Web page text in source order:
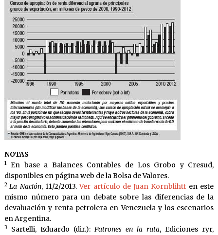
NOTAS
1En base a Balances Contables de Los Grobo y Cresud,
disponibles en página web de la Bolsa de Valores.
2 La Nación, 11/2/2013.Ver artículo de Juan Kornblihtt en este
mismo número para un debate sobre las diferencias de la
devaluación y renta petrolera en Venezuela y los escenarios
en Argentina.
3 Sartelli, Eduardo (dir.): Patrones en la ruta, Ediciones ryr,